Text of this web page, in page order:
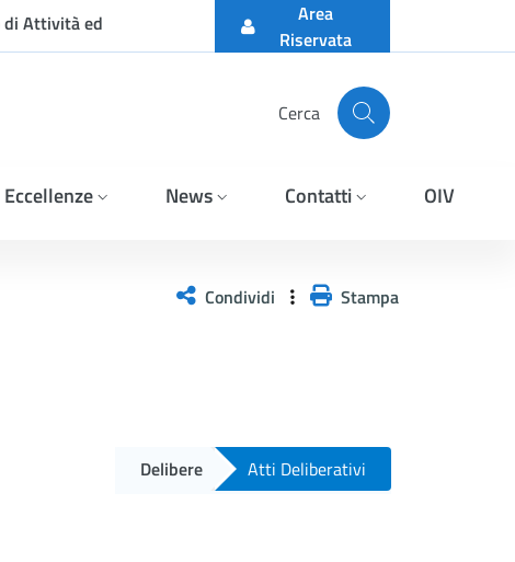
di Attività ed
Area
Riservata
Cerca
Eccellenze News Contatti OIV
Condividi Stampa
Delibere Atti Deliberativi